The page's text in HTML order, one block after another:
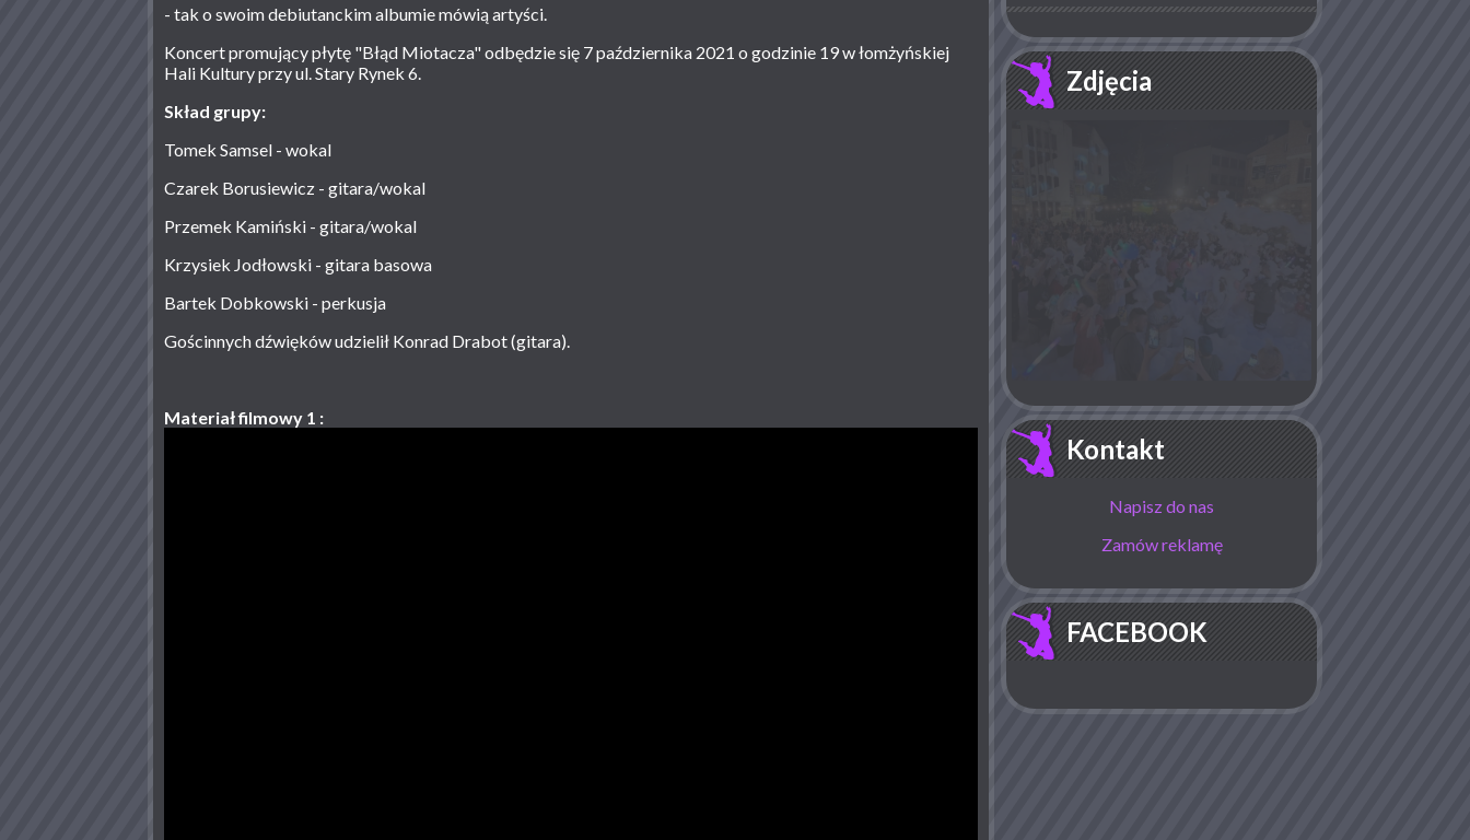
- tak o swoim debiutanckim albumie mówią artyści.
Koncert promujący płytę "Błąd Miotacza" odbędzie się 7 października 2021 o godzinie 19 w łomżyńskiej
Hali Kultury przy ul. Stary Rynek 6.
Skład grupy:
Tomek Samsel - wokal
Czarek Borusiewicz - gitara/wokal
Przemek Kamiński - gitara/wokal
Krzysiek Jodłowski - gitara basowa
Bartek Dobkowski - perkusja
Gościnnych dźwięków udzielił Konrad Drabot (gitara).
Materiał filmowy 1 :
Zdjęcia
Kontakt
Napisz do nas
Zamów reklamę
FACEBOOK